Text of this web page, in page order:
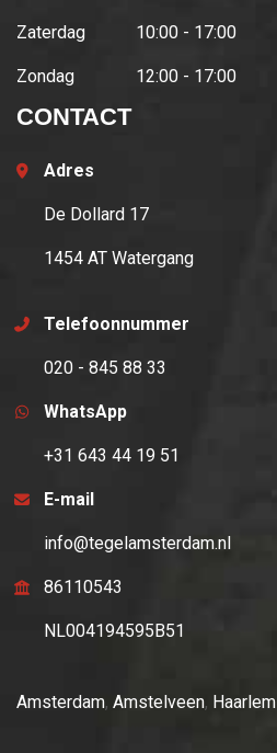
Zaterdag 10:00 - 17:00
Zondag 12:00 - 17:00
CONTACT
Adres
De Dollard 17
1454 AT Watergang
Telefoonnummer
020 - 845 88 33
WhatsApp
+31 643 44 19 51
E-mail
info@tegelamsterdam.nl
86110543
NL004194595B51
Amsterdam, Amstelveen, Haarlem